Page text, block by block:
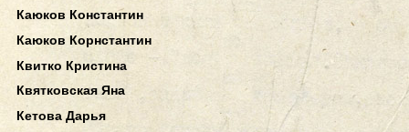
Каюков Константин
Каюков Корнстантин
Квитко Кристина
Квятковская Яна
Кетова Дарья